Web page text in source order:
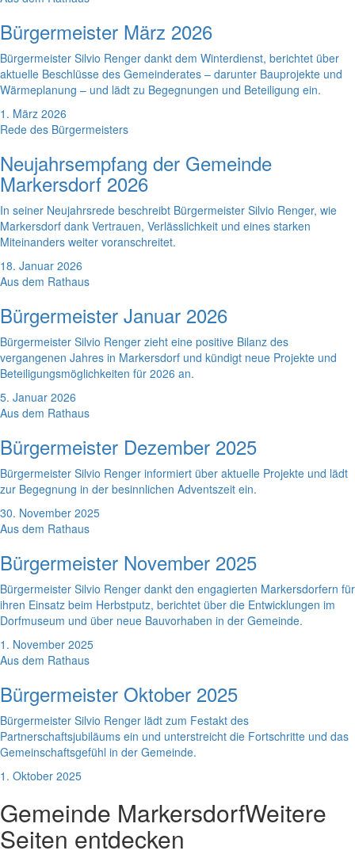
Bürgermeister März 2026
Bürgermeister Silvio Renger dankt dem Winterdienst, berichtet über
aktuelle Beschlüsse des Gemeinderates – darunter Bauprojekte und
Wärmeplanung – und lädt zu Begegnungen und Beteiligung ein.
1. März 2026
Rede des Bürgermeisters
Neujahrsempfang der Gemeinde
Markersdorf 2026
In seiner Neujahrsrede beschreibt Bürgermeister Silvio Renger, wie
Markersdorf dank Vertrauen, Verlässlichkeit und eines starken
Miteinanders weiter voranschreitet.
18. Januar 2026
Aus dem Rathaus
Bürgermeister Januar 2026
Bürgermeister Silvio Renger zieht eine positive Bilanz des
vergangenen Jahres in Markersdorf und kündigt neue Projekte und
Beteiligungsmöglichkeiten für 2026 an.
5. Januar 2026
Aus dem Rathaus
Bürgermeister Dezember 2025
Bürgermeister Silvio Renger informiert über aktuelle Projekte und lädt
zur Begegnung in der besinnlichen Adventszeit ein.
30. November 2025
Aus dem Rathaus
Bürgermeister November 2025
Bürgermeister Silvio Renger dankt den engagierten Markersdorfern für
ihren Einsatz beim Herbstputz, berichtet über die Entwicklungen im
Dorfmuseum und über neue Bauvorhaben in der Gemeinde.
1. November 2025
Aus dem Rathaus
Bürgermeister Oktober 2025
Bürgermeister Silvio Renger lädt zum Festakt des
Partnerschaftsjubiläums ein und unterstreicht die Fortschritte und das
Gemeinschaftsgefühl in der Gemeinde.
1. Oktober 2025
Gemeinde MarkersdorfWeitere
Seiten entdecken